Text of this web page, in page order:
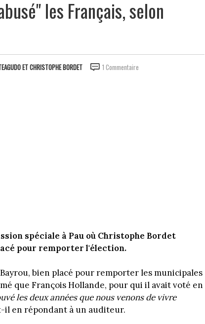
les Français, selon
ET CHRISTOPHE BORDET 1 Commentaire
spéciale à Pau où Christophe Bordet
pour remporter l'élection.
bien placé pour remporter les municipales
que François Hollande, pour qui il avait voté en
les deux années que nous venons de vivre
il en répondant à un auditeur.